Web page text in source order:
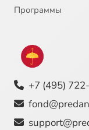
Программы
+7 (495)